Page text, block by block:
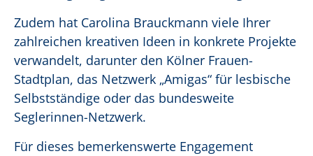
Zudem hat Carolina Brauckmann viele Ihrer
zahlreichen kreativen Ideen in konkrete Projekte
verwandelt, darunter den Kölner Frauen-
Stadtplan, das Netzwerk „Amigas“ für lesbische
Selbstständige oder das bundesweite
Seglerinnen-Netzwerk.
Für dieses bemerkenswerte Engagement